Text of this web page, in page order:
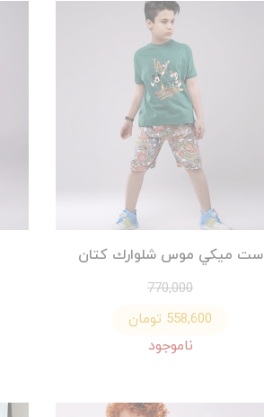
ست ميكي موس شلوارك كتان
770,000
558,600 تومان
ناموجود